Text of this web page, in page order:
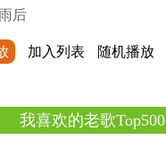
后
加入列表 随机播放
我喜欢的老歌Top500